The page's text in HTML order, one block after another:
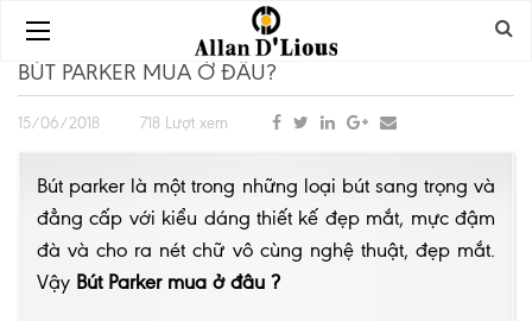
BÚT PARKER MUA Ở ĐÂU?
15/06/2018 718 Lượt xem
Bút parker là một trong những loại bút sang trọng và
đẳng cấp với kiểu dáng thiết kế đẹp mắt, mực đậm
đà và cho ra nét chữ vô cùng nghệ thuật, đẹp mắt.
Vậy Bút Parker mua ở đâu ?